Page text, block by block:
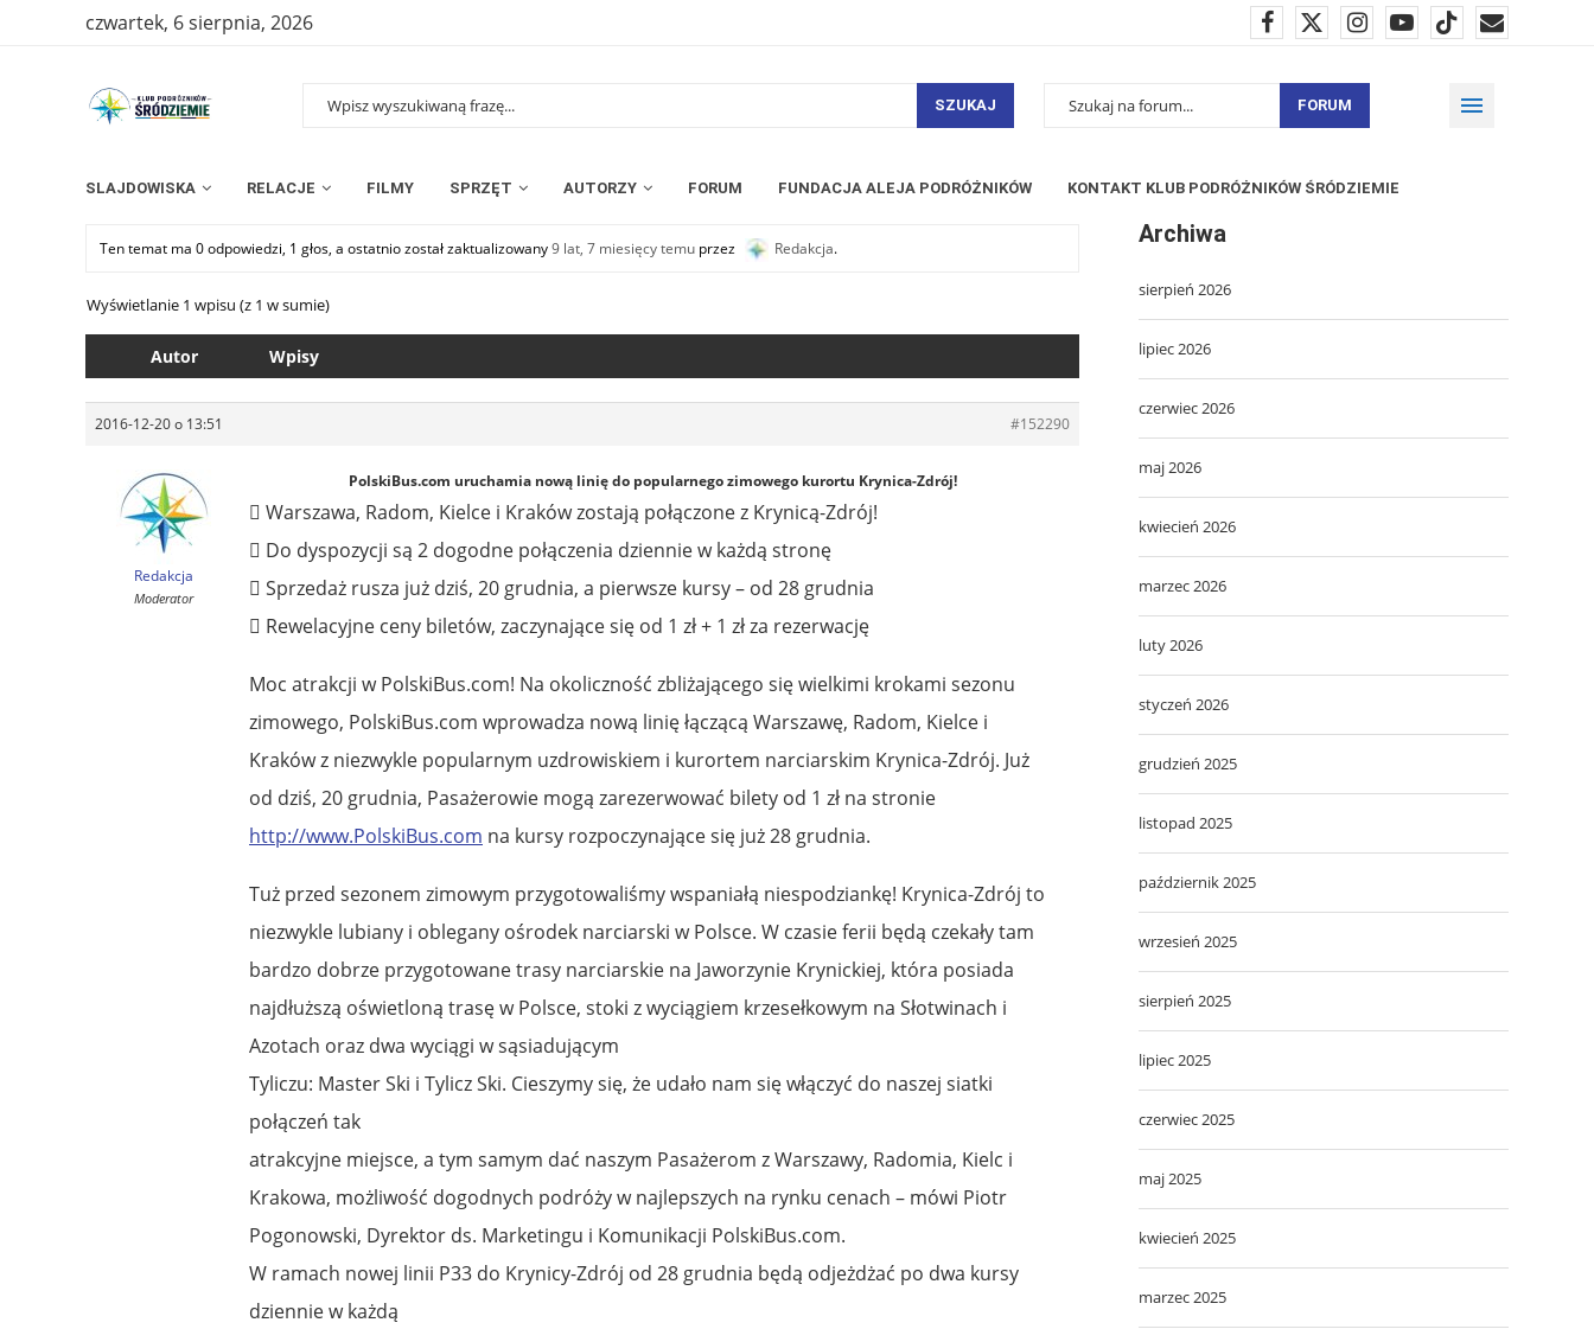
czwartek, 6 sierpnia, 2026
SZUKAJ FORUM
SLAJDOWISKA RELACJE FILMY SPRZĘT AUTORZY FORUM FUNDACJA ALEJA PODRÓŻNIKÓW KONTAKT KLUB PODRÓŻNIKÓW ŚRÓDZIEMIE
Ten temat ma 0 odpowiedzi, 1 głos, a ostatnio został zaktualizowany9 lat, 7 miesięcy temu przez Redakcja.
Wyświetlanie 1 wpisu (z 1 w sumie)
Autor Wpisy
2016-12-20 o 13:51 #152290
Redakcja
Moderator
PolskiBus.com uruchamia nową linię do popularnego zimowego kurortu Krynica-Zdrój!
 Warszawa, Radom, Kielce i Kraków zostają połączone z Krynicą-Zdrój!
 Do dyspozycji są 2 dogodne połączenia dziennie w każdą stronę
 Sprzedaż rusza już dziś, 20 grudnia, a pierwsze kursy – od 28 grudnia
 Rewelacyjne ceny biletów, zaczynające się od 1 zł + 1 zł za rezerwację
Moc atrakcji w PolskiBus.com! Na okoliczność zbliżającego się wielkimi krokami sezonu
zimowego, PolskiBus.com wprowadza nową linię łączącą Warszawę, Radom, Kielce i
Kraków z niezwykle popularnym uzdrowiskiem i kurortem narciarskim Krynica-Zdrój. Już
od dziś, 20 grudnia, Pasażerowie mogą zarezerwować bilety od 1 zł na stronie
http://www.PolskiBus.com na kursy rozpoczynające się już 28 grudnia.
Tuż przed sezonem zimowym przygotowaliśmy wspaniałą niespodziankę! Krynica-Zdrój to
niezwykle lubiany i oblegany ośrodek narciarski w Polsce. W czasie ferii będą czekały tam
bardzo dobrze przygotowane trasy narciarskie na Jaworzynie Krynickiej, która posiada
najdłuższą oświetloną trasę w Polsce, stoki z wyciągiem krzesełkowym na Słotwinach i
Azotach oraz dwa wyciągi w sąsiadującym
Tyliczu: Master Ski i Tylicz Ski. Cieszymy się, że udało nam się włączyć do naszej siatki
połączeń tak
atrakcyjne miejsce, a tym samym dać naszym Pasażerom z Warszawy, Radomia, Kielc i
Krakowa, możliwość dogodnych podróży w najlepszych na rynku cenach – mówi Piotr
Pogonowski, Dyrektor ds. Marketingu i Komunikacji PolskiBus.com.
W ramach nowej linii P33 do Krynicy-Zdrój od 28 grudnia będą odjeżdżać po dwa kursy
dziennie w każdą
Archiwa
sierpień 2026
lipiec 2026
czerwiec 2026
maj 2026
kwiecień 2026
marzec 2026
luty 2026
styczeń 2026
grudzień 2025
listopad 2025
październik 2025
wrzesień 2025
sierpień 2025
lipiec 2025
czerwiec 2025
maj 2025
kwiecień 2025
marzec 2025